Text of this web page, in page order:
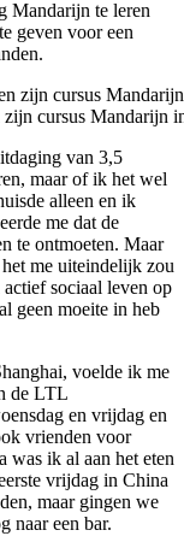
Mandarijn te leren
geven voor een
cursus Mandarijn
van 3,5
maar of ik het wel
alleen en ik
me dat de
te ontmoeten. Maar
me uiteindelijk zou
sociaal leven op
geen moeite in heb
voelde ik me
de LTL
en vrijdag en
vrienden voor
was ik al aan het eten
vrijdag in China
maar gingen we
naar een bar.